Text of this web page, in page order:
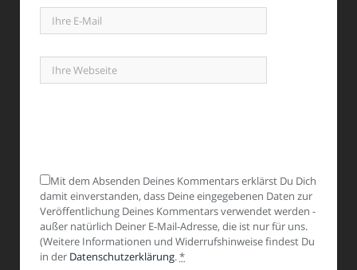
Mit dem Absenden Deines Kommentars erklärst Du Dich
damit einverstanden, dass Deine eingegebenen Daten zur
Veröffentlichung Deines Kommentars verwendet werden -
außer natürlich Deiner E-Mail-Adresse, die ist nur für uns.
(Weitere Informationen und Widerrufshinweise findest Du
in der Datenschutzerklärung. *